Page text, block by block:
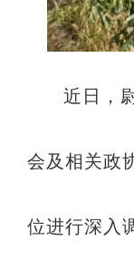
近日，
会及相关政
位进行深入